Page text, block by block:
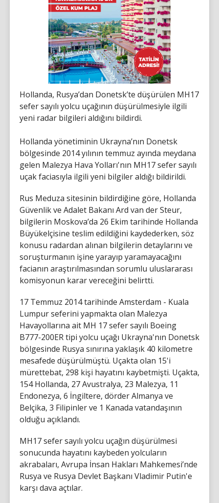
Hollanda, Rusya’dan Donetsk’te düşürülen MH17
sefer sayılı yolcu uçağının düşürülmesiyle ilgili
yeni radar bilgileri aldığını bildirdi.
Hollanda yönetiminin Ukrayna’nın Donetsk
bölgesinde 2014 yılının temmuz ayında meydana
gelen Malezya Hava Yolları'nın MH17 sefer sayılı
uçak faciasıyla ilgili yeni bilgiler aldığı bildirildi.
Rus Meduza sitesinin bildirdiğine göre, Hollanda
Güvenlik ve Adalet Bakanı Ard van der Steur,
bilgilerin Moskova’da 26 Ekim tarihinde Hollanda
Büyükelçisine teslim edildiğini kaydederken, söz
konusu radardan alınan bilgilerin detaylarını ve
soruşturmanın işine yarayıp yaramayacağını
facianın araştırılmasından sorumlu uluslararası
komisyonun karar vereceğini belirtti.
17 Temmuz 2014 tarihinde Amsterdam - Kuala
Lumpur seferini yapmakta olan Malezya
Havayollarına ait MH 17 sefer sayılı Boeing
B777-200ER tipi yolcu uçağı Ukrayna'nın Donetsk
bölgesinde Rusya sınırına yaklaşık 40 kilometre
mesafede düşürülmüştü. Uçakta olan 15'i
mürettebat, 298 kişi hayatını kaybetmişti. Uçakta,
154 Hollanda, 27 Avustralya, 23 Malezya, 11
Endonezya, 6 İngiltere, dörder Almanya ve
Belçika, 3 Filipinler ve 1 Kanada vatandaşının
olduğu açıklandı.
MH17 sefer sayılı yolcu uçağın düşürülmesi
sonucunda hayatını kaybeden yolcuların
akrabaları, Avrupa İnsan Hakları Mahkemesi’nde
Rusya ve Rusya Devlet Başkanı Vladimir Putin'e
karşı dava açtılar.